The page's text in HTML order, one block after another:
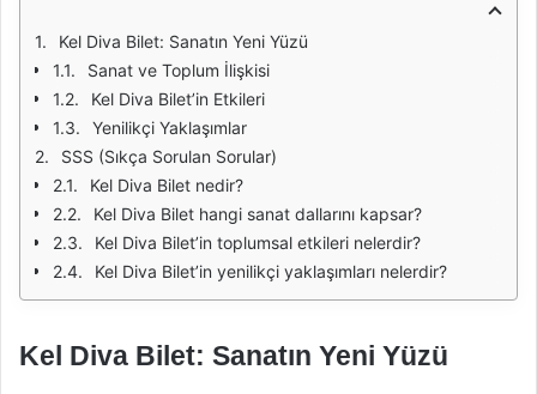
Kel Diva Bilet: Sanatın Yeni Yüzü
Sanat ve Toplum İlişkisi
Kel Diva Bilet’in Etkileri
Yenilikçi Yaklaşımlar
SSS (Sıkça Sorulan Sorular)
Kel Diva Bilet nedir?
Kel Diva Bilet hangi sanat dallarını kapsar?
Kel Diva Bilet’in toplumsal etkileri nelerdir?
Kel Diva Bilet’in yenilikçi yaklaşımları nelerdir?
Kel Diva Bilet: Sanatın Yeni Yüzü